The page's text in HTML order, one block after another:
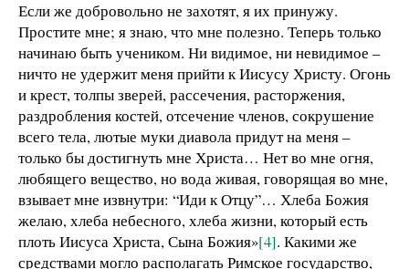
Если же добровольно не захотят, я их принужу.
Простите мне; я знаю, что мне полезно. Теперь только
начинаю быть учеником. Ни видимое, ни невидимое –
ничто не удержит меня прийти к Иисусу Христу. Огонь
и крест, толпы зверей, рассечения, расторжения,
раздробления костей, отсечение членов, сокрушение
всего тела, лютые муки диавола придут на меня –
только бы достигнуть мне Христа… Нет во мне огня,
любящего вещество, но вода живая, говорящая во мне,
взывает мне извнутри: “Иди к Отцу”… Хлеба Божия
желаю, хлеба небесного, хлеба жизни, который есть
плоть Иисуса Христа, Сына Божия»[4]. Какими же
средствами могло располагать Римское государство,